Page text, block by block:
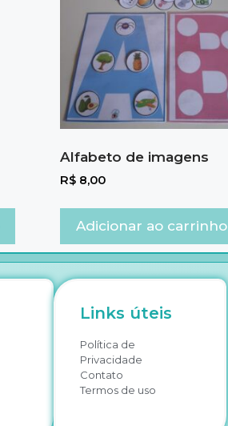
Alfabeto de imagens
R$ 8,00
Adicionar ao carrinho
Links úteis
Política de
Privacidade
Contato
Termos de uso